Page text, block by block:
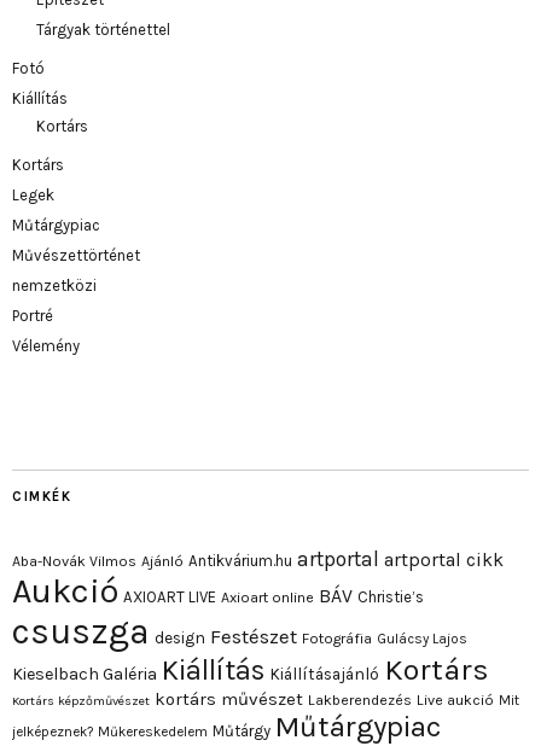
Tárgyak történettel
Fotó
Kiállítás
Kortárs
Kortárs
Legek
Műtárgypiac
Művészettörténet
nemzetközi
Portré
Vélemény
CIMKÉK
Aba-Novák Vilmos Ajánló Antikvárium.hu artportal artportal cikk
Aukció AXIOART LIVE Axioart online BÁV Christie’s
csuszga design Festészet Fotográfia Gulácsy Lajos
Kieselbach Galéria Kiállítás Kiállításajánló Kortárs
Kortárs képzőművészet kortárs művészet Lakberendezés Live aukció Mit
jelképeznek? Műkereskedelem Műtárgy Műtárgypiac